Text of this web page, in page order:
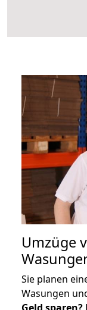
Umzüge
Sie planen
Wasungen